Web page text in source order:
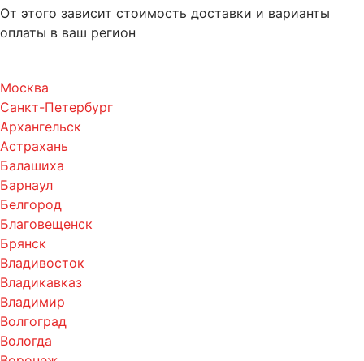
От этого зависит стоимость доставки и варианты
оплаты в ваш регион
Москва
Санкт-Петербург
Архангельск
Астрахань
Балашиха
Барнаул
Белгород
Благовещенск
Брянск
Владивосток
Владикавказ
Владимир
Волгоград
Вологда